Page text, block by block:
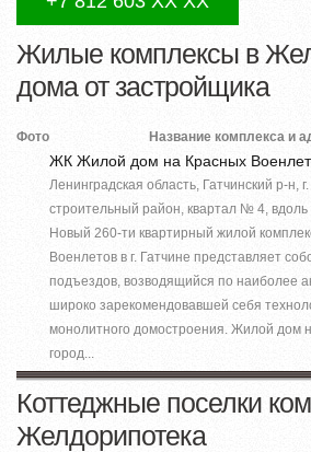
Жилые комплексы в
дома от застройщика
Фото Название комплекса и
ЖК Жилой дом на Красных
Ленинградская область, Гатчинский р-н,
строительный район, квартал № 4,
Новый 260-ти квартирный жилой
Военлетов в г. Гатчине представляет
подъездов, возводящийся по наиболее
широко зарекомендовавшей себя
монолитного домостроения. Жилой дом
город...
Коттеджные поселки
Желдорипотека